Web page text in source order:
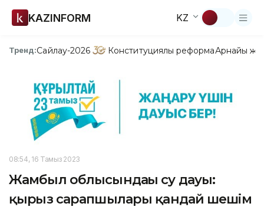
KAZINFORM KZ
Тренд:Сайлау-2026 Конституциялық реформаАрнайы
08:54, 16 Тамыз 2023
Жамбыл облысындағы су дауы:
қырғыз сарапшылары қандай шешім